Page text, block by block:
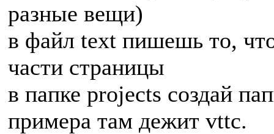
разные вещи)
в файл text пишешь то,
части страницы
в папке projects создай
примера там дежит vttc.